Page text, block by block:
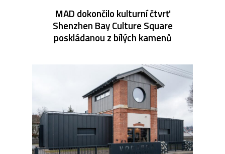
MAD dokončilo kulturní čtvrť
Shenzhen Bay Culture Square
poskládanou z bílých kamenů